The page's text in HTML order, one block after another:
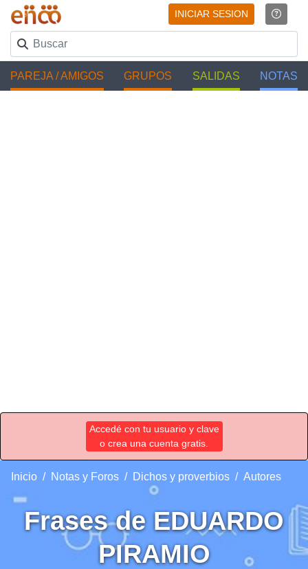
INICIAR SESION
PAREJA / AMIGOS GRUPOS SALIDAS NOTAS
Accedé con tu usuario y clave
o crea una cuenta gratis.
Inicio Notas y Foros Dichos y proverbios Autores
Frases de EDUARDO
PIRAMIO